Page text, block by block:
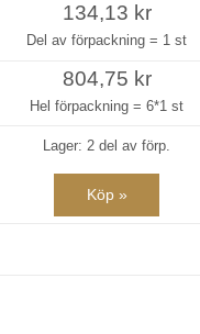
134,13 kr
Del av förpackning = 1 st
804,75 kr
Hel förpackning =6*1 st
Lager: 2 del av förp.
Köp »